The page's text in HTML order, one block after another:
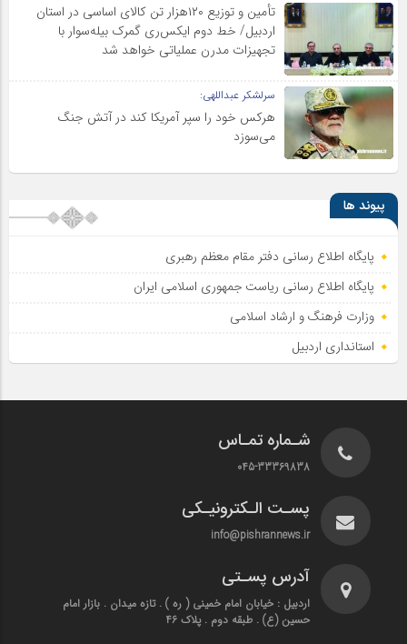
تأمین و توزیع ۱۲۰هزار تن کالای اساسی در استان
اردبیل/ خط دوم ایکس‌ری گمرک بیله‌سوار با
تجهیزات مدرن عملیاتی خواهد شد
سرلشکر عبداللهی:
هرکس خود را سپر آمریکا کند در آتش جنگ
می‌سوزد
پیوند ها
پایگاه اطلاع رسانی دفتر مقام معظم رهبری
پایگاه اطلاع‌ رسانی ریاست‌ جمهوری اسلامی ایران
وزارت فرهنگ و ارشاد اسلامی
استانداری اردبیل
شـماره تمـاس
045-33369838
پسـت الـکترونیـکی
info@pishrannews.ir
آدرس پسـتی
اردبیل : خیابان امام خمینی ( ره ) . تازه میدان . بازار امام
حسین (ع) . طبقه دوم . پلاک 46